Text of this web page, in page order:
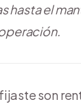
hasta el
son